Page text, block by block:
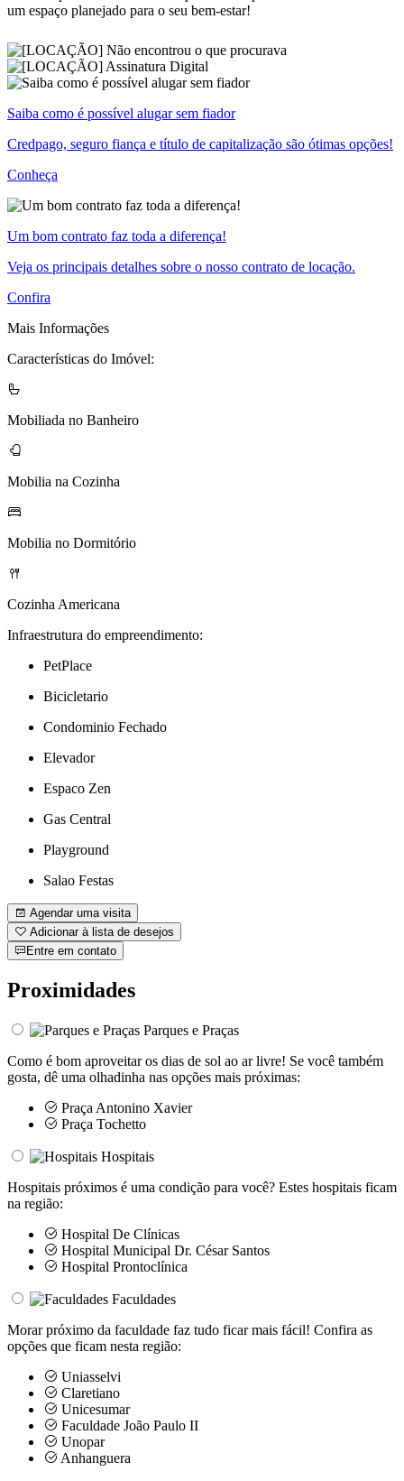
um espaço planejado para o seu bem-estar!
Saiba como é possível alugar sem fiador
Credpago, seguro fiança e título de capitalização são ótimas opções!
Conheça
Um bom contrato faz toda a diferença!
Veja os principais detalhes sobre o nosso contrato de locação.
Confira
Mais Informações
Características do Imóvel:
Mobiliada no Banheiro
Mobilia na Cozinha
Mobilia no Dormitório
Cozinha Americana
Infraestrutura do empreendimento:
PetPlace
Bicicletario
Condominio Fechado
Elevador
Espaco Zen
Gas Central
Playground
Salao Festas
Agendar uma visita
Adicionar à lista de desejos
Entre em contato
Proximidades
Parques e Praças
Como é bom aproveitar os dias de sol ao ar livre! Se você também
gosta, dê uma olhadinha nas opções mais próximas:
Praça Antonino Xavier
Praça Tochetto
Hospitais
Hospitais próximos é uma condição para você? Estes hospitais ficam
na região:
Hospital De Clínicas
Hospital Municipal Dr. César Santos
Hospital Prontoclínica
Faculdades
Morar próximo da faculdade faz tudo ficar mais fácil! Confira as
opções que ficam nesta região:
Uniasselvi
Claretiano
Unicesumar
Faculdade João Paulo II
Unopar
Anhanguera